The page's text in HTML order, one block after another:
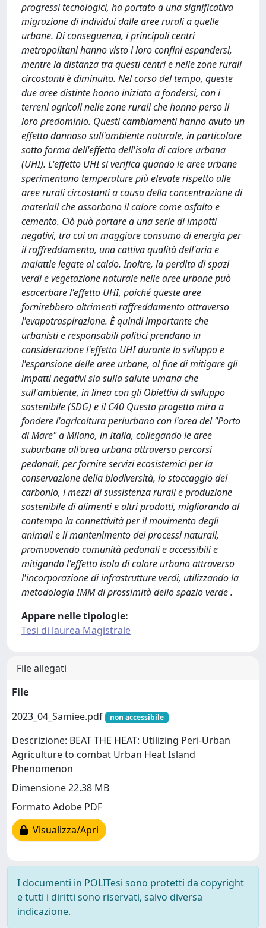
progressi tecnologici, ha portato a una significativa
migrazione di individui dalle aree rurali a quelle
urbane. Di conseguenza, i principali centri
metropolitani hanno visto i loro confini espandersi,
mentre la distanza tra questi centri e nelle zone rurali
circostanti è diminuito. Nel corso del tempo, queste
due aree distinte hanno iniziato a fondersi, con i
terreni agricoli nelle zone rurali che hanno perso il
loro predominio. Questi cambiamenti hanno avuto un
effetto dannoso sull'ambiente naturale, in particolare
sotto forma dell'effetto dell'isola di calore urbana
(UHI). L'effetto UHI si verifica quando le aree urbane
sperimentano temperature più elevate rispetto alle
aree rurali circostanti a causa della concentrazione di
materiali che assorbono il calore come asfalto e
cemento. Ciò può portare a una serie di impatti
negativi, tra cui un maggiore consumo di energia per
il raffreddamento, una cattiva qualità dell'aria e
malattie legate al caldo. Inoltre, la perdita di spazi
verdi e vegetazione naturale nelle aree urbane può
esacerbare l'effetto UHI, poiché queste aree
fornirebbero altrimenti raffreddamento attraverso
l'evapotraspirazione. È quindi importante che
urbanisti e responsabili politici prendano in
considerazione l'effetto UHI durante lo sviluppo e
l'espansione delle aree urbane, al fine di mitigare gli
impatti negativi sia sulla salute umana che
sull'ambiente, in linea con gli Obiettivi di sviluppo
sostenibile (SDG) e il C40 Questo progetto mira a
fondere l'agricoltura periurbana con l'area del "Porto
di Mare" a Milano, in Italia, collegando le aree
suburbane all'area urbana attraverso percorsi
pedonali, per fornire servizi ecosistemici per la
conservazione della biodiversità, lo stoccaggio del
carbonio, i mezzi di sussistenza rurali e produzione
sostenibile di alimenti e altri prodotti, migliorando al
contempo la connettività per il movimento degli
animali e il mantenimento dei processi naturali,
promuovendo comunità pedonali e accessibili e
mitigando l'effetto isola di calore urbano attraverso
l'incorporazione di infrastrutture verdi, utilizzando la
metodologia IMM di prossimità dello spazio verde .
Appare nelle tipologie:
Tesi di laurea Magistrale
File allegati
File
2023_04_Samiee.pdf
non accessibile
Descrizione: BEAT THE HEAT: Utilizing Peri-Urban
Agriculture to combat Urban Heat Island
Phenomenon
Dimensione 22.38 MB
Formato Adobe PDF
Visualizza/Apri
I documenti in POLITesi sono protetti da copyright
e tutti i diritti sono riservati, salvo diversa
indicazione.